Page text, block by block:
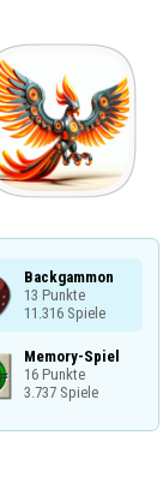
Backgammon
13 Punkte
11.316 Spiele
Memory-Spiel
16 Punkte
3.737 Spiele